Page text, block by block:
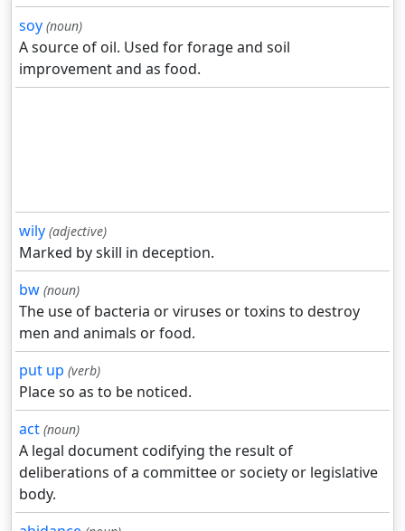
soy (noun)
A source of oil. Used for forage and soil
improvement and as food.
wily (adjective)
Marked by skill in deception.
bw (noun)
The use of bacteria or viruses or toxins to destroy
men and animals or food.
put up (verb)
Place so as to be noticed.
act (noun)
A legal document codifying the result of
deliberations of a committee or society or legislative
body.